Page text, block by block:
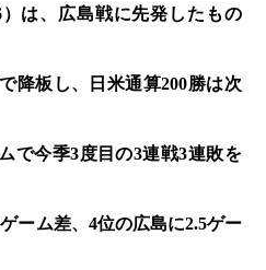
は、広島戦に先発したもの
降板し、日米通算200勝は次
で今季3度目の3連戦3連敗を
ーム差、4位の広島に2.5ゲー